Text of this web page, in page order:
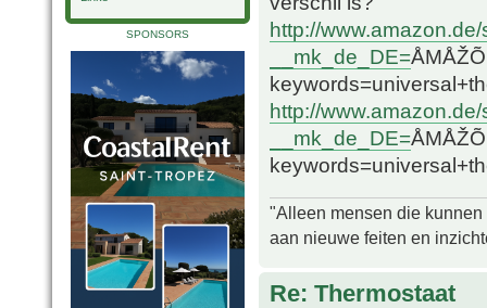
SPONSORS
http://
__mk_de_DE=
http://
__mk_de_DE=
"Alleen mensen die
aan nieuwe feiten en
Re: Thermostaat